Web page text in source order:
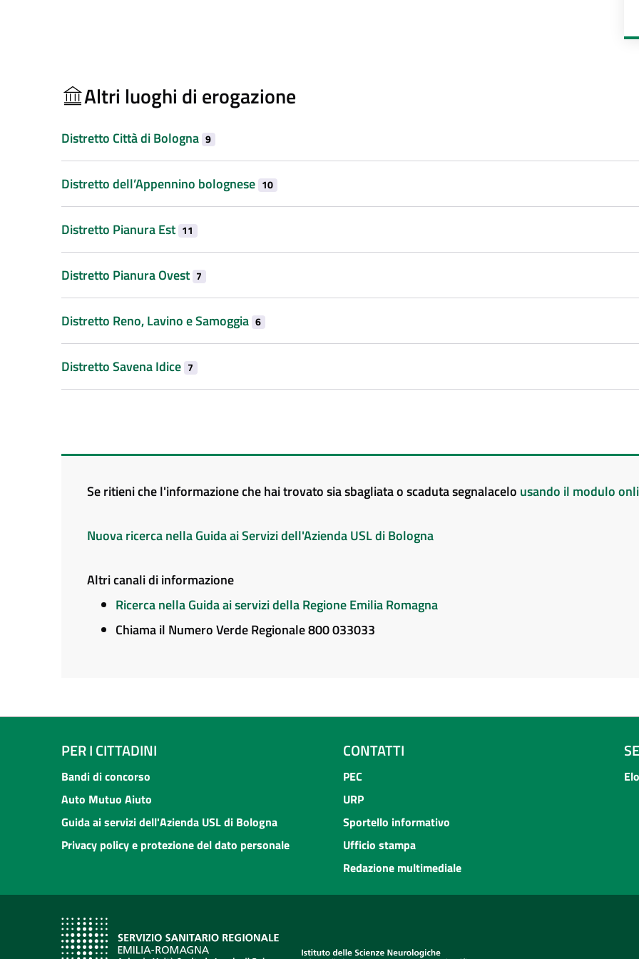
Altri luoghi di erogazione
Distretto Città di Bologna 9
Distretto dell’Appennino bolognese 10
Distretto Pianura Est 11
Distretto Pianura Ovest 7
Distretto Reno, Lavino e Samoggia 6
Distretto Savena Idice 7
Se ritieni che l'informazione che hai trovato sia sbagliata o scaduta segnalacelo usando il modulo
Nuova ricerca nella Guida ai Servizi dell'Azienda USL di Bologna
Altri canali di informazione
Ricerca nella Guida ai servizi della Regione Emilia Romagna
Chiama il Numero Verde Regionale 800 033033
PER I CITTADINI
Bandi di concorso
Auto Mutuo Aiuto
Guida ai servizi dell'Azienda USL di Bologna
Privacy policy e protezione del dato personale
CONTATTI
PEC
URP
Sportello informativo
Ufficio stampa
Redazione multimediale